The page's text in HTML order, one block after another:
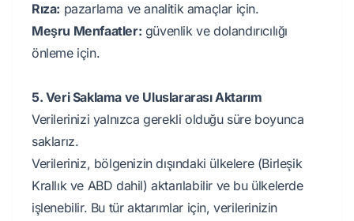
Rıza: pazarlama ve analitik amaçlar için.
Meşru Menfaatler: güvenlik ve dolandırıcılığı
önleme için.
5. Veri Saklama ve Uluslararası Aktarım
Verilerinizi yalnızca gerekli olduğu süre boyunca
saklarız.
Verileriniz, bölgenizin dışındaki ülkelere (Birleşik
Krallık ve ABD dahil) aktarılabilir ve bu ülkelerde
işlenebilir. Bu tür aktarımlar için, verilerinizin